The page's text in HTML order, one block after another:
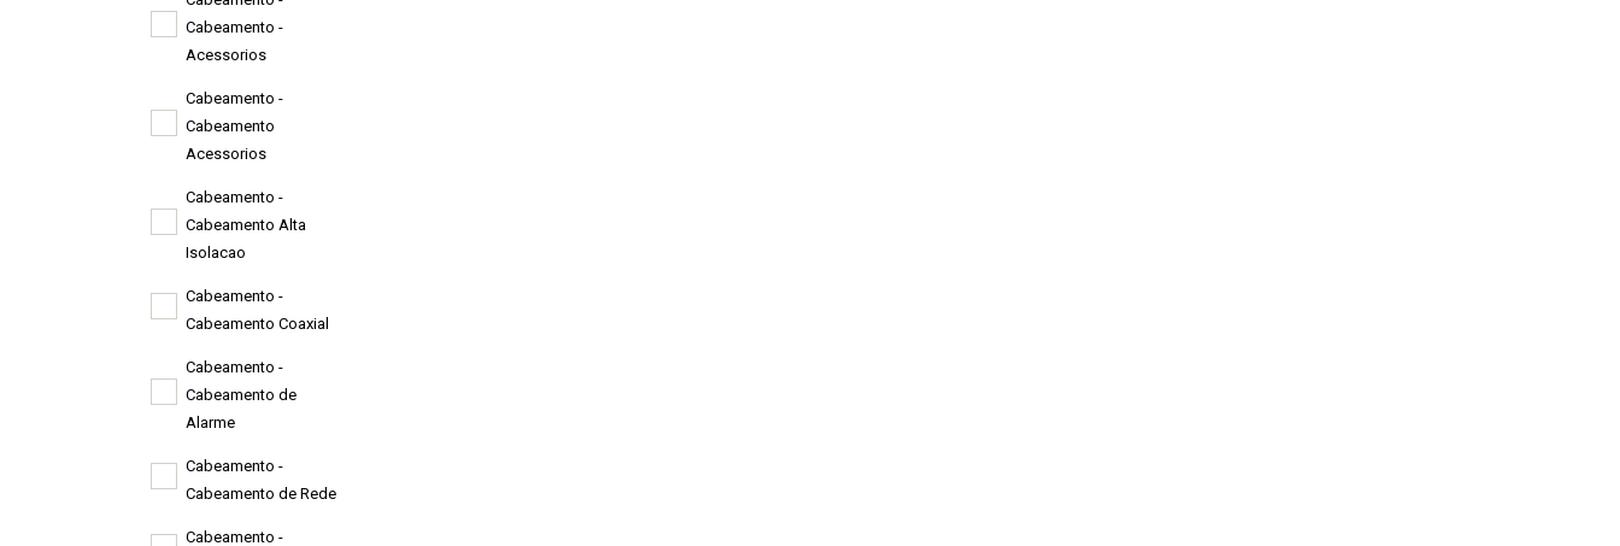
Cabeamento -
Acessorios
Cabeamento -
Cabeamento
Acessorios
Cabeamento -
Cabeamento Alta
Isolacao
Cabeamento -
Cabeamento Coaxial
Cabeamento -
Cabeamento de
Alarme
Cabeamento -
Cabeamento de Rede
Cabeamento -